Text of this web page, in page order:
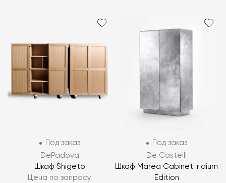
Под заказ
DePadova
Шкаф Shigeto
Цена по запросу
Под заказ
De Castelli
Шкаф Marea Cabinet Iridium
Edition